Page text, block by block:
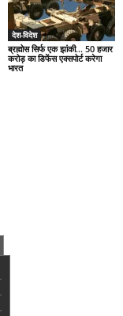
देश-विदेश
ब्रह्मोस सिर्फ एक झांकी… 50 हजार
करोड़ का डिफेंस एक्सपोर्ट करेगा
भारत